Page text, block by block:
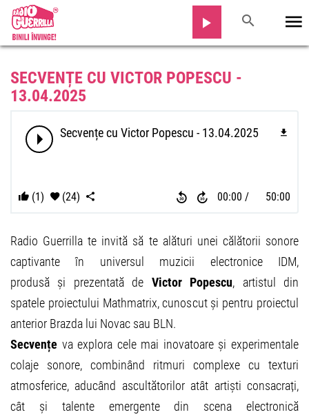
SECVENȚE CU VICTOR POPESCU -
13.04.2025
00:00 50:00
Secvențe cu Victor Popescu - 13.04.2025
(1) (24)
Radio Guerrilla te invită să te alături unei călătorii sonore
captivante în universul muzicii electronice IDM,
produsă și prezentată de Victor Popescu, artistul din
spatele proiectului Mathmatrix, cunoscut și pentru proiectul
anterior Brazda lui Novac sau BLN.
Secvențe va explora cele mai inovatoare și experimentale
colaje sonore, combinând ritmuri complexe cu texturi
atmosferice, aducând ascultătorilor atât artiști consacrați,
cât și talente emergente din scena electronică